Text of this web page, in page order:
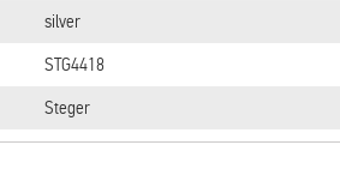
silver
STG4418
Steger